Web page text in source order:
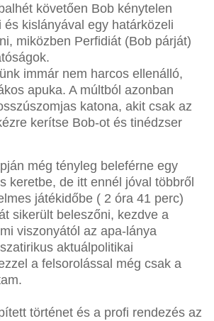
követően Bob kénytelen
és kislányával egy határközeli
miközben Perfidiát (Bob párját)
immár nem harcos ellenálló,
apuka. A múltból azonban
katona, akit csak az
kerítse Bob-ot és tinédzser
még tényleg beleférne egy
keretbe, de itt ennél jóval többről
játékidőbe ( 2 óra 41 perc)
sikerült beleszőni, kezdve a
viszonyától az apa-lánya
aktuálpolitikai
a felsorolással még csak a
történet és a profi rendezés az